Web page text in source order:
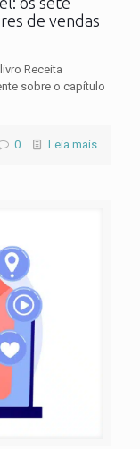
de vendas
Receita
sobre o capítulo
0 Leia mais